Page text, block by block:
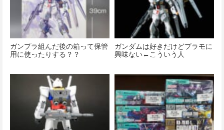
ガンプラ組んだ後の箱って保管
用に使ったりする？？
ガンダムは好きだけどプラモに
興味ない←こういう人